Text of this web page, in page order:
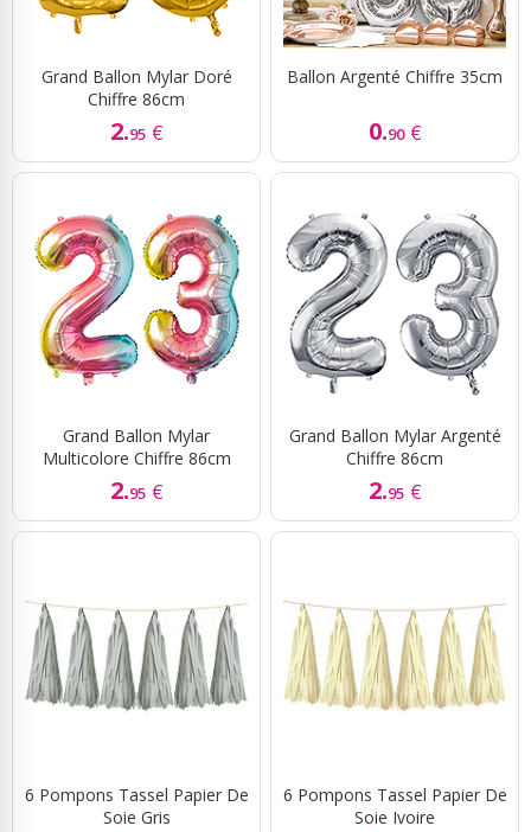
Grand Ballon Mylar Doré
Chiffre 86cm
2.95 €
Ballon Argenté Chiffre 35cm
0.90 €
Grand Ballon Mylar
Multicolore Chiffre 86cm
2.95 €
Grand Ballon Mylar Argenté
Chiffre 86cm
2.95 €
6 Pompons Tassel Papier De
Soie Gris
6 Pompons Tassel Papier De
Soie Ivoire